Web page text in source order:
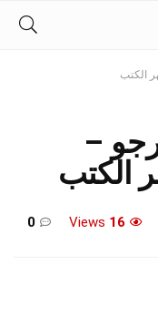
الكتب
–
الكتب
16
0